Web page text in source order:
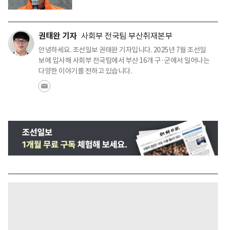
권태완 기자 사회부 전국팀 부산취재본부
안녕하세요. 조선일보 권태완 기자입니다. 2025년 7월 조선일
보에 입사해 사회부 전국팀에서 부산 16개 구·군에서 일어나는
다양한 이야기를 전하고 있습니다.